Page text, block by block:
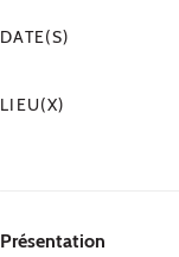
DATE(S)
LIEU(X)
Présentation